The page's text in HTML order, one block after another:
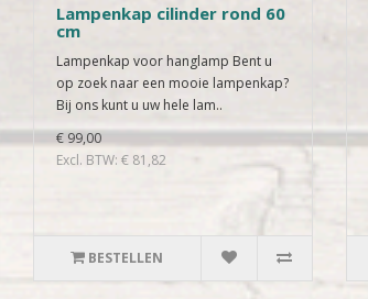
Lampenkap cilinder rond 60
cm
Lampenkap voor hanglamp Bent u
op zoek naar een mooie lampenkap?
Bij ons kunt u uw hele lam..
€ 99,00
Excl. BTW: € 81,82
BESTELLEN